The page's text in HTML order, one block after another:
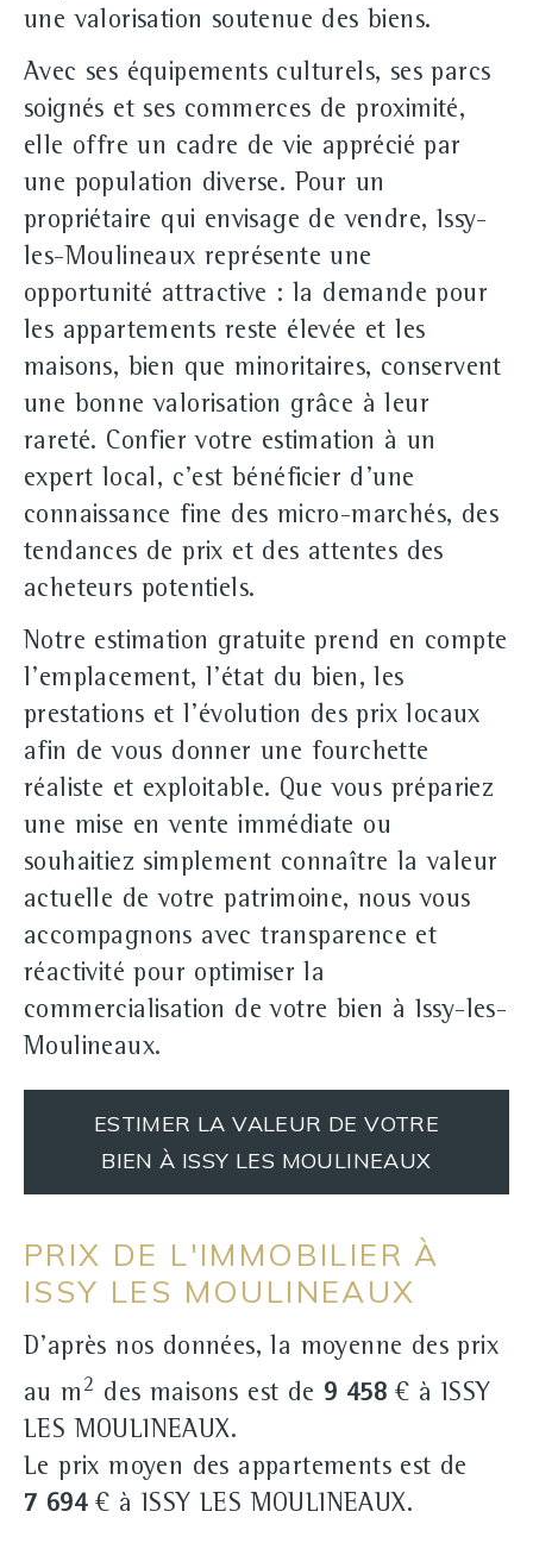
une valorisation soutenue des biens.
Avec ses équipements culturels, ses parcs
soignés et ses commerces de proximité,
elle offre un cadre de vie apprécié par
une population diverse. Pour un
propriétaire qui envisage de vendre, Issy-
les-Moulineaux représente une
opportunité attractive : la demande pour
les appartements reste élevée et les
maisons, bien que minoritaires, conservent
une bonne valorisation grâce à leur
rareté. Confier votre estimation à un
expert local, c'est bénéficier d'une
connaissance fine des micro-marchés, des
tendances de prix et des attentes des
acheteurs potentiels.
Notre estimation gratuite prend en compte
l'emplacement, l'état du bien, les
prestations et l'évolution des prix locaux
afin de vous donner une fourchette
réaliste et exploitable. Que vous prépariez
une mise en vente immédiate ou
souhaitiez simplement connaître la valeur
actuelle de votre patrimoine, nous vous
accompagnons avec transparence et
réactivité pour optimiser la
commercialisation de votre bien à Issy-les-
Moulineaux.
ESTIMER LA VALEUR DE VOTRE
BIEN À ISSY LES MOULINEAUX
PRIX DE L'IMMOBILIER À
ISSY LES MOULINEAUX
D'après nos données, la moyenne des prix
au m 2 des maisons est de 9 458 € à ISSY
LES MOULINEAUX.
Le prix moyen des appartements est de
7 694€ à ISSY LES MOULINEAUX.